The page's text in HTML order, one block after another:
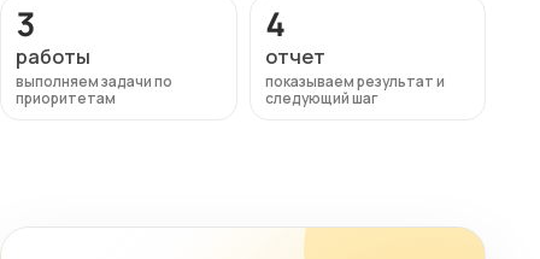
3
работы
выполняем задачи по
приоритетам
4
отчет
показываем результат и
следующий шаг